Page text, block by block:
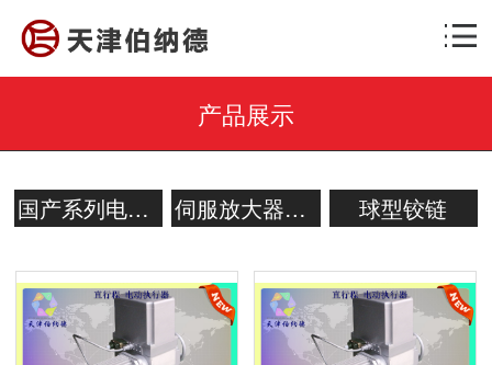
产品展示
国产系列电动操作器 伺服放大器系列 球型铰链